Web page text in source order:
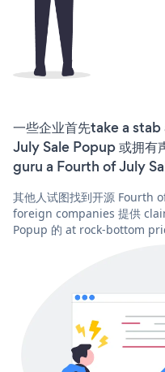
一些企业首先take a
July Sale Popup 或拥
guru a Fourth of July
其他人试图找到开源 Fourth
foreign companies 提供
Popup 的 at rock-bottom